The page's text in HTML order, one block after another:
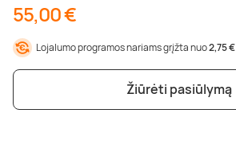
55,00 €
Lojalumo programos nariams grįžta nuo2,75 €
Žiūrėti pasiūlymą